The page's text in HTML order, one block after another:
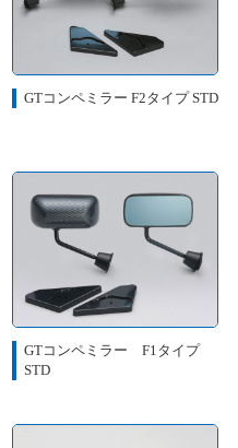
GTコンペミラー F2タイプ STD
GTコンペミラー F1タイプ
STD